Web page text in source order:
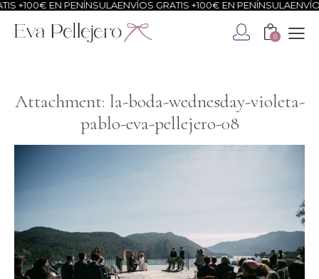
+100€ EN PENÍNSULAENVÍOS GRATIS +100€ EN PENÍNSULA
0
Attachment: la-boda-wednesday-violeta-
pablo-eva-pellejero-08